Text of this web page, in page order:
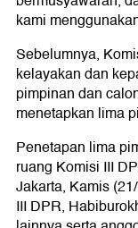
kami
Sebelumnya,
kelayakan dan
pimpinan dan
menetapkan lima
Penetapan lima
ruang Komisi III
Jakarta, Kamis
III DPR,